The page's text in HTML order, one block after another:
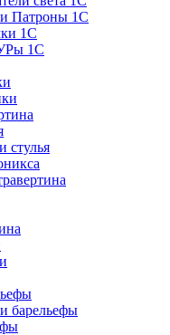
Патроны 1С
1С
1С
стулья
барельефы